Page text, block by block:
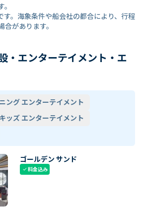
す。海象条件や船会社の都合により、行程
があります。
・エンターテイメント・エ
ング エンターテイメント
キッズ エンターテイメント
ゴールデン サンド
check料金込み